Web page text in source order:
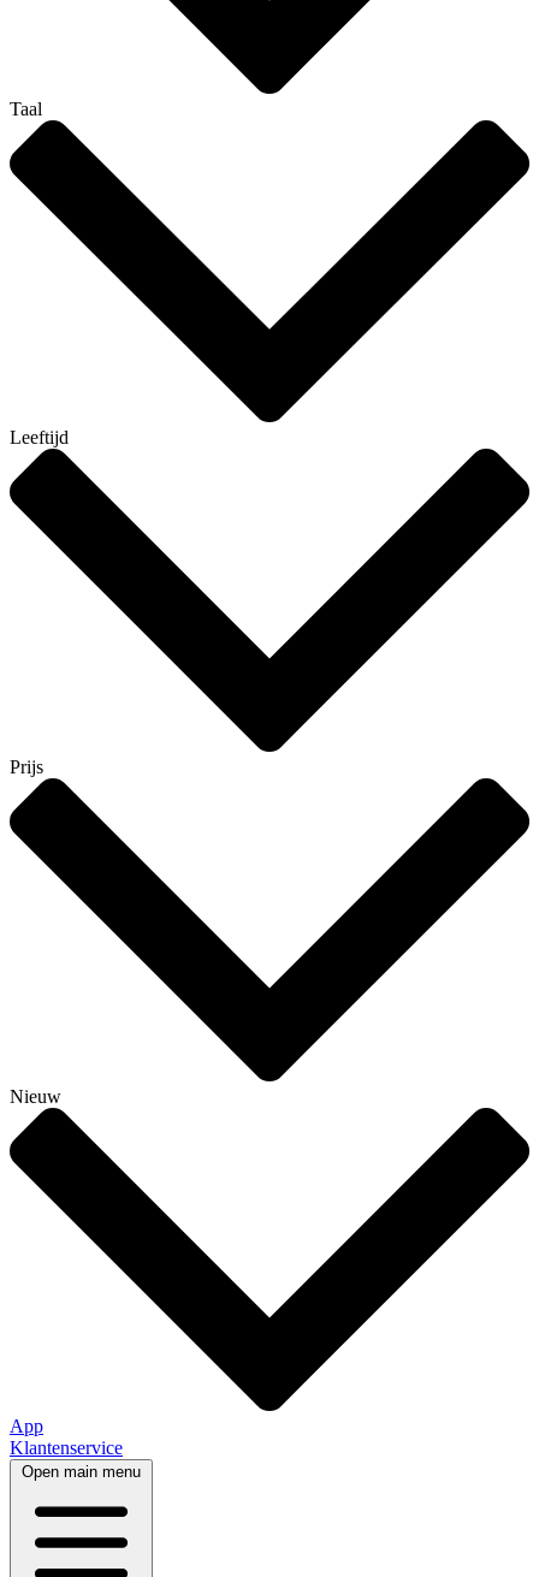
Taal
Leeftijd
Prijs
Nieuw
App
Klantenservice
Open main menu